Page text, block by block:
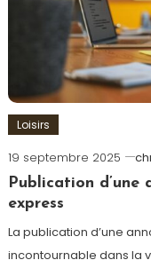
Loisirs
19 septembre 2025
Publication d’une
express
La publication d’une
incontournable dans la